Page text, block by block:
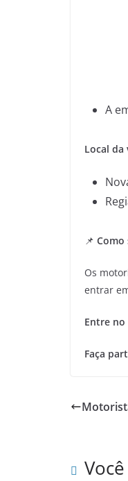
A
Local da
📌 Como
Os
entrar
Entre no
Faça